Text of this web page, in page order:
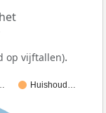
op vijftallen).
Huishoud…